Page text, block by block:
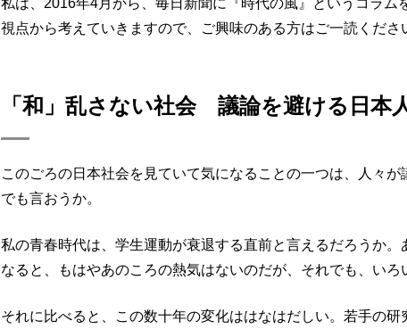
私は、2016年4月から、毎日新聞に『時代の風』というコラ
視点から考えていきますので、ご興味のある方はご一読くださ
「和」乱さない社会 議論を避ける日本
このごろの日本社会を見ていて気になることの一つは、人々
でも言おうか。
私の青春時代は、学生運動が衰退する直前と言えるだろうか
なると、もはやあのころの熱気はないのだが、それでも、いろ
それに比べると、この数十年の変化ははなはだしい。若手の